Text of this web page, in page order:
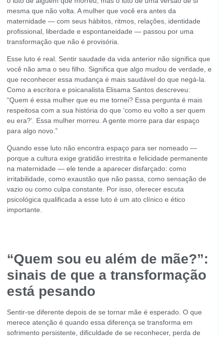
mesma que não volta. A mulher que você era antes da
maternidade — com seus hábitos, ritmos, relações, identidade
profissional, liberdade e espontaneidade — passou por uma
transformação que não é provisória.
Esse luto é real. Sentir saudade da vida anterior não significa que
você não ama o seu filho. Significa que algo mudou de verdade, e
que reconhecer essa mudança é mais saudável do que negá-la.
Como a escritora e psicanalista Elisama Santos descreveu:
“Quem é essa mulher que eu me tornei? Essa pergunta é mais
respeitosa com a sua história do que ‘como eu volto a ser quem
eu era?’. Essa mulher morreu. A gente morre para dar espaço
para algo novo.”
Quando esse luto não encontra espaço para ser nomeado —
porque a cultura exige gratidão irrestrita e felicidade permanente
na maternidade — ele tende a aparecer disfarçado: como
irritabilidade, como exaustão que não passa, como sensação de
vazio ou como culpa constante. Por isso, oferecer escuta
psicológica qualificada a esse luto é um ato clínico e ético
importante.
“Quem sou eu além de mãe?”:
sinais de que a transformação
está pesando
Sentir-se diferente depois de se tornar mãe é esperado. O que
merece atenção é quando essa diferença se transforma em
sofrimento persistente, dificuldade de se reconhecer, perda de